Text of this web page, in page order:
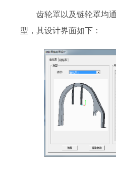
齿轮罩以及链轮罩均
型，其设计界面如下：